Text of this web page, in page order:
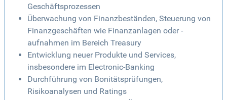
Geschäftsprozessen
Überwachung von Finanzbeständen, Steuerung von
Finanzgeschäften wie Finanzanlagen oder -
aufnahmen im Bereich Treasury
Entwicklung neuer Produkte und Services,
insbesondere im Electronic-Banking
Durchführung von Bonitätsprüfungen,
Risikoanalysen und Ratings